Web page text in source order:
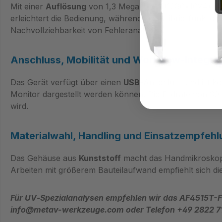
Mit einer Auflösung von 1,3 Megapixeln (1280x1024)
erleichtert die Bedienung, während die
Nachvollziehbarkeit von Fehleranalysen.
Anschluss, Mobilität und
Das Gerät verfügt über einen USB
Monitor dargestellt werden können. Die Bildrate von
wird.
Materialwahl, Handling und
Das Gehäuse aus Kunststoff macht das
Arbeiten mit größerem Bauteilaufwand empfiehlt sich
Für UV‑Spezialanalysen empfehlen wir das
info@metav-werkzeuge.com oder Telefon +49 2822